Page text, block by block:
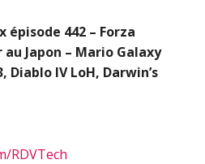
épisode 442 – Forza
Japon – Mario Galaxy
Diablo IV LoH, Darwin’s
RDVTech